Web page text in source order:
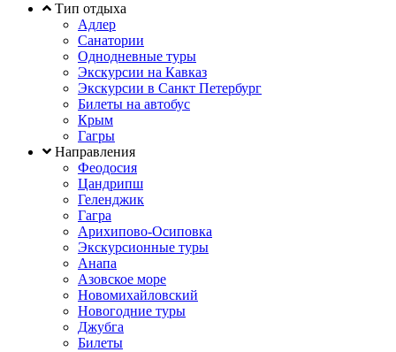
Тип отдыха
Адлер
Санатории
Однодневные туры
Экскурсии на Кавказ
Экскурсии в Санкт Петербург
Билеты на автобус
Крым
Гагры
Направления
Феодосия
Цандрипш
Геленджик
Гагра
Арихипово-Осиповка
Экскурсионные туры
Анапа
Азовское море
Новомихайловский
Новогодние туры
Джубга
Билеты